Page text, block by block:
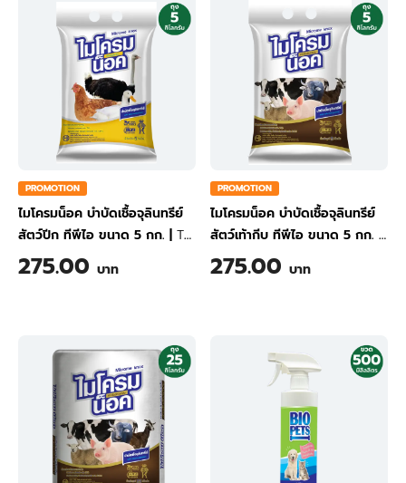
PROMOTION
ไมโครมน็อค บำบัดเชื้อจุลินทรีย์
สัตว์ปีก ทีพีไอ ขนาด 5 กก.
TPI
Microme knox - Anti
Microorganisms (For
275.00 บาท
PROMOTION
ไมโครมน็อค บำบัดเชื้อจุลินทรีย์
สัตว์เท้ากีบ ทีพีไอ ขนาด 5 กก. |
TPI Microme knox - Anti
Microorganisms (For Hooves)
275.00 บาท